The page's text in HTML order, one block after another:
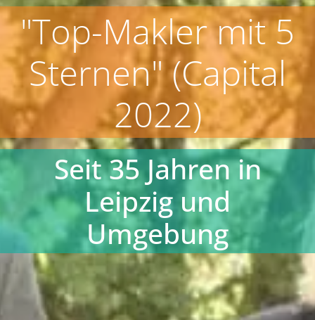
"Top-Makler mit 5
Sternen" (Capital
2022)
Seit 35 Jahren in
Leipzig und
Umgebung